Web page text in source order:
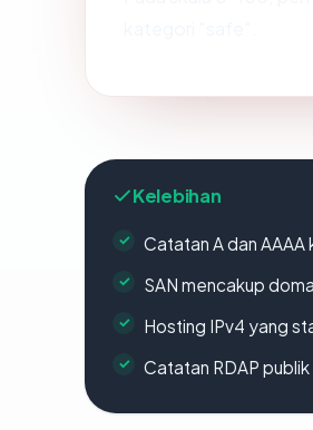
Kelebihan
Catatan A dan AAAA
SAN mencakup
Hosting IPv4 yang
Catatan RDAP